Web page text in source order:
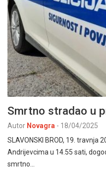
Smrtno stradao u
Autor Novagra - 18/04/2025
SLAVONSKI BROD, 19. travnja
Andrijevcima u 14.55 sati,
smrtno…